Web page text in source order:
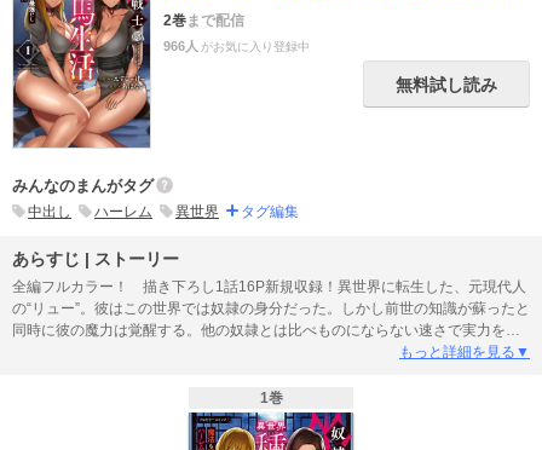
2巻まで配信
966人 がお気に入り登録中
無料試し読み
みんなのまんがタグ
中出し ハーレム 異世界 タグ編集
あらすじ | ストーリー
全編フルカラー！ 描き下ろし1話16P新規収録！異世界に転生した、元現代人
の“リュー”。彼はこの世界では奴隷の身分だった。しかし前世の知識が蘇ったと
同時に彼の魔力は覚醒する。他の奴隷とは比べものにならない速さで実力をつ
け、いとも簡単に強敵を倒していく彼は、奴隷の中で剣闘士の道を駆け上がっ
のジュラー家。奴隷を力と見なすジュラー家には、優秀な奴隷を揃えたい考え
があった。そして、リューに奴隷として下された最初の指示は、なんと美しい
女奴隷への“種付け”だった……！奴隷なのに超自由！？ 最下層から始まるけど
もっと詳細を見る▼
1巻